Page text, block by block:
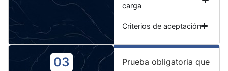
carga
Criterios de aceptación
03
Prueba obligatoria que